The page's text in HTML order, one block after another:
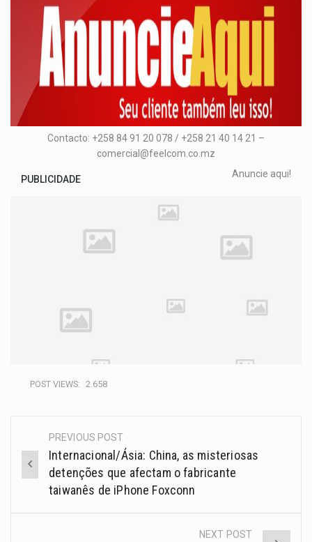
Contacto: +258 84 91 20 078 / +258 21 40 14 21 –
comercial@feelcom.co.mz
PUBLICIDADE Anuncie aqui!
POST VIEWS: 2.658
PREVIOUS POST
Internacional/Ásia: China, as misteriosas
detenções que afectam o fabricante
taiwanês de iPhone Foxconn
NEXT POST